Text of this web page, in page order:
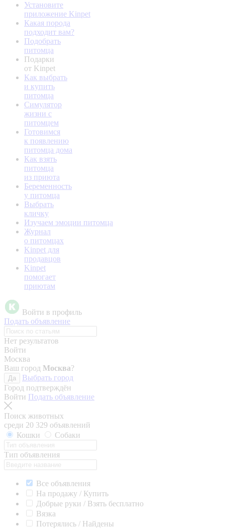
Установите
приложение Kinpet
Какая порода
подходит вам?
Подобрать
питомца
Подарки
от Kinpet
Как выбрать
и купить
питомца
Симулятор
жизни с
питомцем
Готовимся
к появлению
питомца дома
Как взять
питомца
из приюта
Беременность
у питомца
Выбрать
кличку
Изучаем эмоции питомца
Журнал
о питомцах
Kinpet для
продавцов
Kinpet
помогает
приютам
Войти в профиль
Подать объявление
Нет результатов
Войти
Москва
Ваш город Москва?
Да
Выбрать город
Город подтверждён
Войти Подать объявление
Поиск животных
среди 20 329 объявлений
Кошки
Собаки
Тип объявления
Все объявления
На продажу / Купить
Добрые руки / Взять бесплатно
Вязка
Потерялись / Найдены